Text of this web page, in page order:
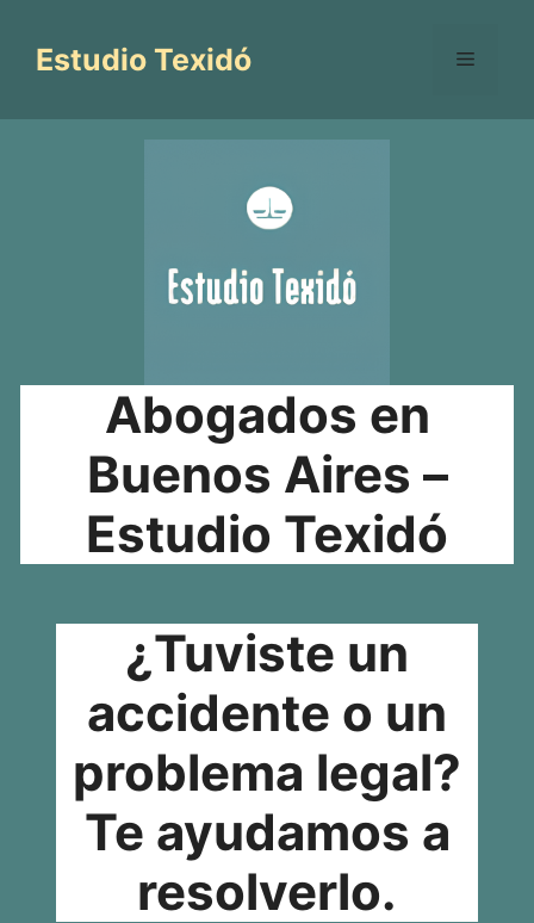
contenido
Estudio Texidó Menú
Abogados en
Buenos Aires –
Estudio Texidó
¿Tuviste un
accidente o un
problema legal?
Te ayudamos a
resolverlo.